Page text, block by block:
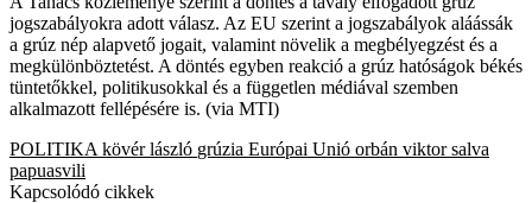
jogszabályokra adott válasz. Az EU szerint a jogszabályok aláássák
a grúz nép alapvető jogait, valamint növelik a megbélyegzést és a
megkülönböztetést. A döntés egyben reakció a grúz hatóságok békés
tüntetőkkel, politikusokkal és a független médiával szemben
alkalmazott fellépésére is. (via MTI)
POLITIKA kövér lászló grúzia Európai Unió orbán viktor salva
papuasvili
Kapcsolódó cikkek